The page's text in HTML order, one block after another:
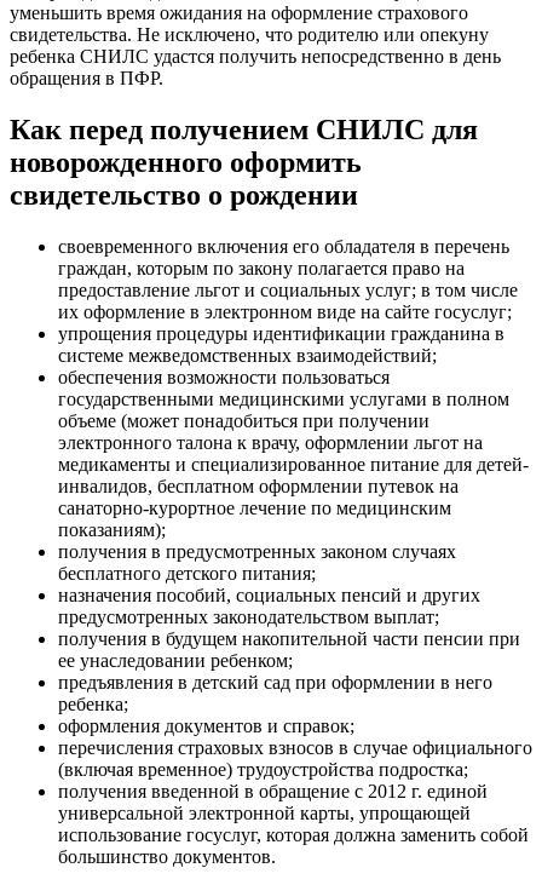
уменьшить время ожидания на оформление страхового
свидетельства. Не исключено, что родителю или опекуну
ребенка СНИЛС удастся получить непосредственно в день
обращения в ПФР.
Как перед получением СНИЛС для
новорожденного оформить
свидетельство о рождении
своевременного включения его обладателя в перечень
граждан, которым по закону полагается право на
предоставление льгот и социальных услуг; в том числе
их оформление в электронном виде на сайте госуслуг;
упрощения процедуры идентификации гражданина в
системе межведомственных взаимодействий;
обеспечения возможности пользоваться
государственными медицинскими услугами в полном
объеме (может понадобиться при получении
электронного талона к врачу, оформлении льгот на
медикаменты и специализированное питание для детей-
инвалидов, бесплатном оформлении путевок на
санаторно-курортное лечение по медицинским
показаниям);
получения в предусмотренных законом случаях
бесплатного детского питания;
назначения пособий, социальных пенсий и других
предусмотренных законодательством выплат;
получения в будущем накопительной части пенсии при
ее унаследовании ребенком;
предъявления в детский сад при оформлении в него
ребенка;
оформления документов и справок;
перечисления страховых взносов в случае официального
(включая временное) трудоустройства подростка;
получения введенной в обращение с 2012 г. единой
универсальной электронной карты, упрощающей
использование госуслуг, которая должна заменить собой
большинство документов.